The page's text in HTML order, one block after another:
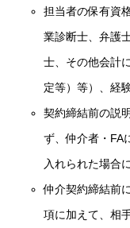
担当者の保有資
業診断士、弁護
士、その他会計
定等）等）、経
契約締結前の説
ず、仲介者・FA
入れられた場合
仲介契約締結前
項に加えて、相